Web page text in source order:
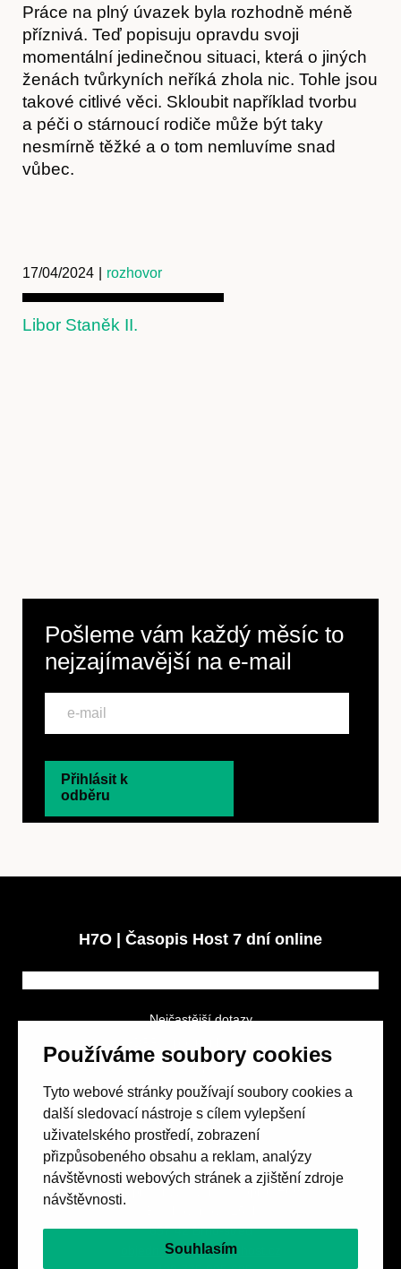
Používáme soubory cookies
Tyto webové stránky používají soubory cookies a
další sledovací nástroje s cílem vylepšení
uživatelského prostředí, zobrazení
přizpůsobeného obsahu a reklam, analýzy
návštěvnosti webových stránek a zjištění zdroje
návštěvnosti.
Souhlasím
Práce na plný úvazek byla rozhodně méně
příznivá. Teď popisuju opravdu svoji
momentální jedinečnou situaci, která o jiných
ženách tvůrkyních neříká zhola nic. Tohle jsou
takové citlivé věci. Skloubit například tvorbu
a péči o stárnoucí rodiče může být taky
nesmírně těžké a o tom nemluvíme snad
vůbec.
17/04/2024 rozhovor
Libor Staněk II.
Pošleme vám každý měsíc to
nejzajímavější na e-mail
Přihlásit k
odběru
H7O | Časopis Host 7 dní online
Nejčastější dotazy
Obchodní podmínky
Spolek přátel vydávání
657 42 Brno-střed
objednavky@casopishost.cz